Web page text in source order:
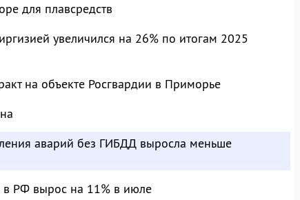
для плавсредств
увеличился на 26% по итогам 2025
на объекте Росгвардии в Приморье
аварий без ГИБДД выросла меньше
в РФ вырос на 11% в июле